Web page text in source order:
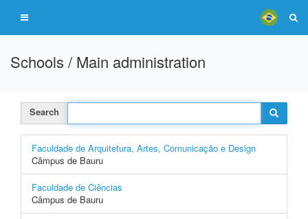
Schools / Main administration
Search
Faculdade de Arquitetura, Artes, Comunicação e Design
Câmpus de Bauru
Faculdade de Ciências
Câmpus de Bauru